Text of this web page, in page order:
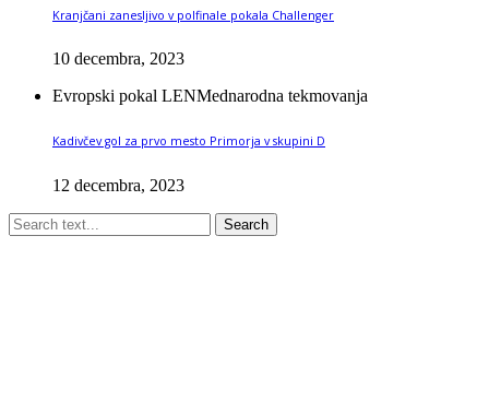
Kranjčani zanesljivo v polfinale pokala Challenger
10 decembra, 2023
Evropski pokal LENMednarodna tekmovanja
Kadivčev gol za prvo mesto Primorja v skupini D
12 decembra, 2023
Search